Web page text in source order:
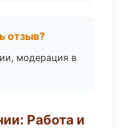
отзыв?
модерация в
Работа и